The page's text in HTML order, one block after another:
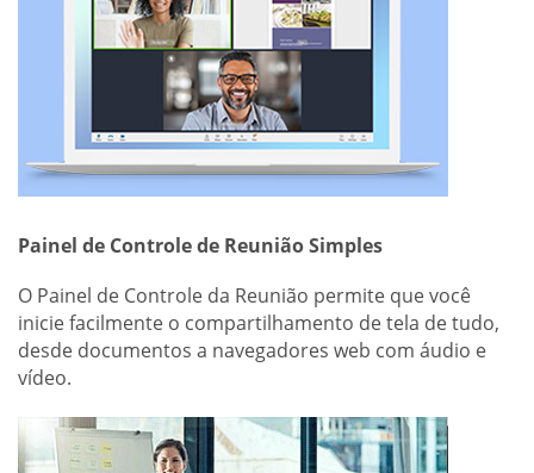
Painel de Controle de Reunião Simples
O Painel de Controle da Reunião permite que você
inicie facilmente o compartilhamento de tela de tudo,
desde documentos a navegadores web com áudio e
vídeo.